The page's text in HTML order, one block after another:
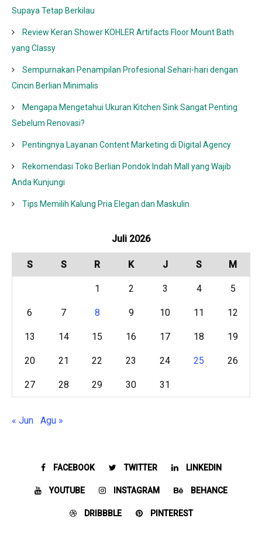
Supaya Tetap Berkilau
Review Keran Shower KOHLER Artifacts Floor Mount Bath
yang Classy
Sempurnakan Penampilan Profesional Sehari-hari dengan
Cincin Berlian Minimalis
Mengapa Mengetahui Ukuran Kitchen Sink Sangat Penting
Sebelum Renovasi?
Pentingnya Layanan Content Marketing di Digital Agency
Rekomendasi Toko Berlian Pondok Indah Mall yang Wajib
Anda Kunjungi
Tips Memilih Kalung Pria Elegan dan Maskulin
Juli 2026
S S R K J S M
1 2 3 4 5
6 7 8 9 10 11 12
13 14 15 16 17 18 19
20 21 22 23 24 25 26
27 28 29 30 31
« Jun Agu »
FACEBOOK TWITTER LINKEDIN
YOUTUBE INSTAGRAM BEHANCE
DRIBBBLE PINTEREST